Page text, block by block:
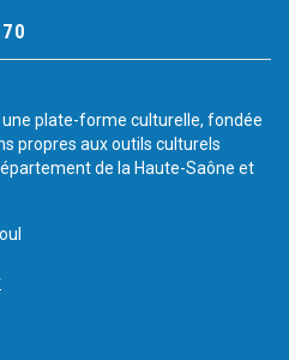
une plate-forme culturelle, fondée
propres aux outils culturels
de la Haute-Saône et